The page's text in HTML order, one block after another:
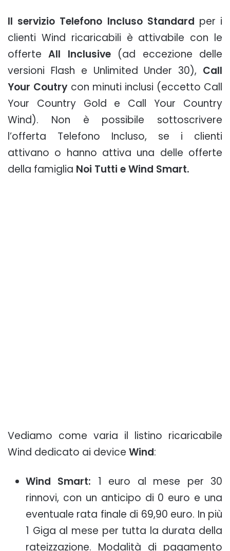
Il servizio Telefono Incluso Standard per i
clienti Wind ricaricabili è attivabile con le
offerteAll Inclusive(ad eccezione delle
versioni Flash e Unlimited Under 30), Call
Your Coutry con minuti inclusi (eccetto Call
Your Country Gold e Call Your Country
Wind). Non è possibile sottoscrivere
l’offerta Telefono Incluso, se i clienti
attivano o hanno attiva una delle offerte
della famiglia Noi Tutti e Wind Smart.
Vediamo come varia il listino ricaricabile
Wind dedicato ai device Wind:
Wind Smart: 1 euro al mese per 30
rinnovi, con un anticipo di 0 euro e una
eventuale rata finale di 69,90 euro. In più
1 Giga al mese per tutta la durata della
rateizzazione. Modalità di pagamento